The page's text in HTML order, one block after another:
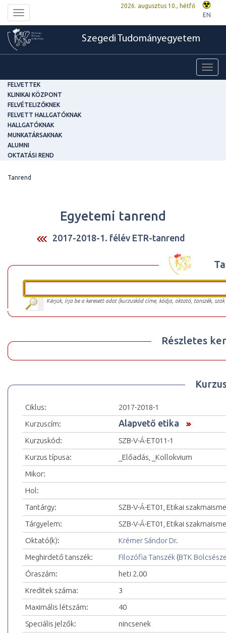
Toggle
navigation
2026. augusztus 10., hétfő
EN
Szegedi Tudományegyetem
FELVETTEK
KLINIKAI KÖZPONT
FELVÉTELIZŐKNEK
FELVETT HALLGATÓKNAK
HALLGATÓKNAK
MUNKATÁRSAKNAK
ALUMNI
OKTATÁSI REND
Tanrend
Egyetemi tanrend
2017-2018-1. félév ETR-tanrend
Kérjük, írja be a keresett adat (kurzuskód címe, kódja, oktató, tanszék,
Részletes
Ciklus:
2017-2018-1
Kurzuscím:
Alapvető etika
Kurzuskód:
SZB-V-Á-ET011-1
Kurzus típusa:
_Előadás, _Kollokvium
Mikor:
Hol:
Tantárgy:
SZB-V-Á-ET01, Etikai
Tárgyelem:
SZB-V-Á-ET01, Etikai
Oktató(k):
Krémer Sándor Dr.
Meghirdető tanszék:
Filozófia Tanszék (BTK
Óraszám:
heti 2.00
Kreditek száma:
3
Maximális létszám:
40
Speciális jelzők:
nincsenek